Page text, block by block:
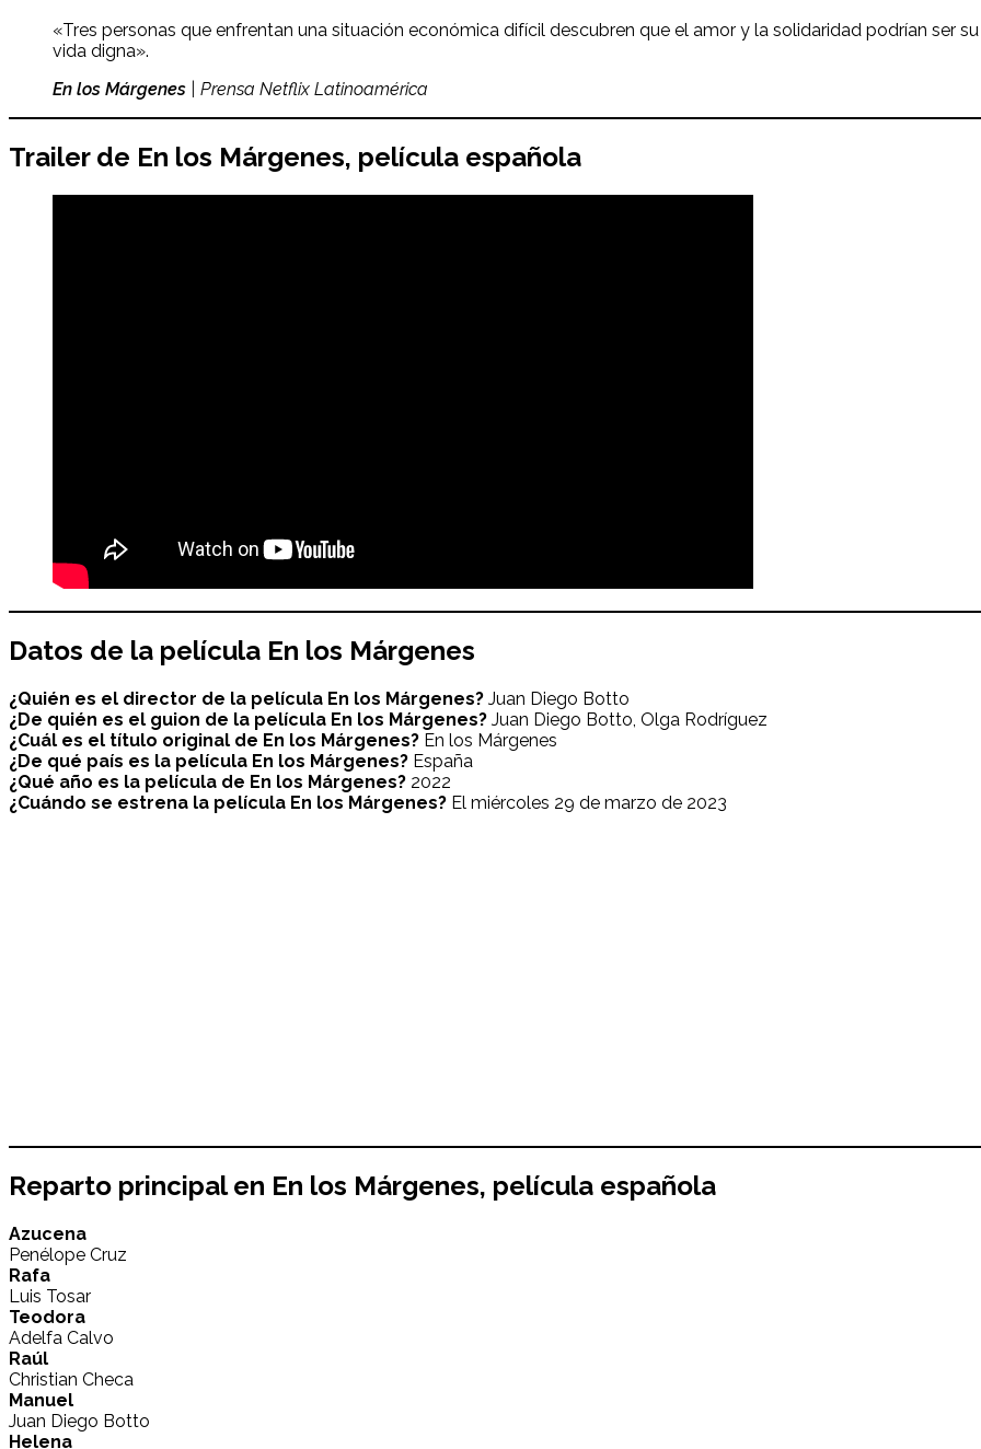
«Tres personas que enfrentan una situación económica difícil descubren que el amor y la solidaridad podrían ser
vida digna».
En los Márgenes | Prensa Netflix Latinoamérica
Trailer de En los Márgenes, película española
Datos de la película En los Márgenes
¿Quién es el director de la película En los Márgenes? Juan Diego Botto
¿De quién es el guion de la película En los Márgenes? Juan Diego Botto, Olga Rodríguez
¿Cuál es el título original de En los Márgenes? En los Márgenes
¿De qué país es la película En los Márgenes? España
¿Qué año es la película de En los Márgenes? 2022
¿Cuándo se estrena la película En los Márgenes? El miércoles 29 de marzo de 2023
Reparto principal en En los Márgenes, película española
Azucena
Penélope Cruz
Rafa
Luis Tosar
Teodora
Adelfa Calvo
Raúl
Christian Checa
Manuel
Juan Diego Botto
Helena